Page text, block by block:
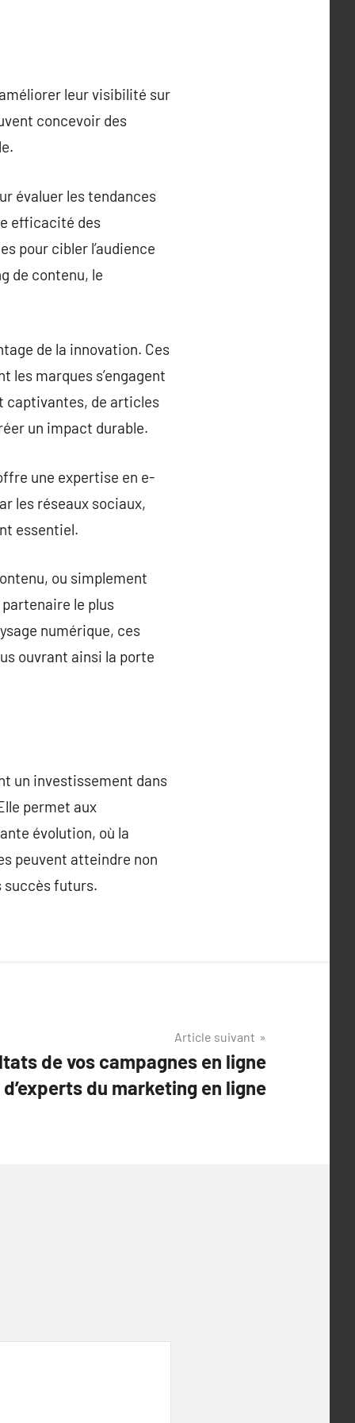
leur visibilité sur
concevoir des
évaluer les tendances
efficacité des
pour cibler l’audience
de contenu, le
de la innovation. Ces
marques s’engagent
captivantes, de articles
un impact durable.
une expertise en e-
les réseaux sociaux,
essentiel.
ou simplement
le plus
numérique, ces
ouvrant ainsi la porte
un investissement dans
permet aux
évolution, où la
peuvent atteindre non
succès futurs.
Article suivant
de vos campagnes en ligne
du marketing en ligne